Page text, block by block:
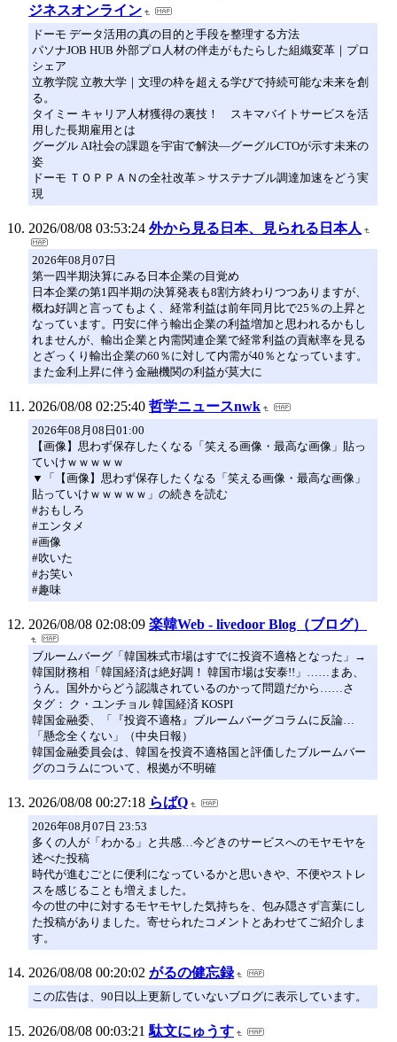
ジネスオンライン
ドーモ データ活用の真の目的と手段を整理する方法
パソナJOB HUB 外部プロ人材の伴走がもたらした組織変革｜プロ
シェア
立教学院 立教大学｜文理の枠を超える学びで持続可能な未来を創
る。
タイミー キャリア人材獲得の裏技！ スキマバイトサービスを活
用した長期雇用とは
グーグル AI社会の課題を宇宙で解決―グーグルCTOが示す未来の
姿
ドーモ ＴＯＰＰＡＮの全社改革＞サステナブル調達加速をどう実
現
2026/08/08 03:53:24 外から見る日本、見られる日本人
2026年08月07日
第一四半期決算にみる日本企業の目覚め
日本企業の第1四半期の決算発表も8割方終わりつつありますが、
概ね好調と言ってもよく、経常利益は前年同月比で25％の上昇と
なっています。円安に伴う輸出企業の利益増加と思われるかもし
れませんが、輸出企業と内需関連企業で経常利益の貢献率を見る
とざっくり輸出企業の60％に対して内需が40％となっています。
また金利上昇に伴う金融機関の利益が莫大に
2026/08/08 02:25:40 哲学ニュースnwk
2026年08月08日01:00
【画像】思わず保存したくなる「笑える画像・最高な画像」貼っ
ていけｗｗｗｗｗ
▼「【画像】思わず保存したくなる「笑える画像・最高な画像」
貼っていけｗｗｗｗｗ」の続きを読む
#おもしろ
#エンタメ
#画像
#吹いた
#お笑い
#趣味
2026/08/08 02:08:09 楽韓Web - livedoor Blog（ブログ）
ブルームバーグ「韓国株式市場はすでに投資不適格となった」→
韓国財務相「韓国経済は絶好調！ 韓国市場は安泰!!」……まあ、
うん。国外からどう認識されているのかって問題だから……さ
タグ： ク・ユンチョル 韓国経済 KOSPI
韓国金融委、「『投資不適格』ブルームバーグコラムに反論…
「懸念全くない」（中央日報）
韓国金融委員会は、韓国を投資不適格国と評価したブルームバー
グのコラムについて、根拠が不明確
2026/08/08 00:27:18 らばQ
2026年08月07日 23:53
多くの人が「わかる」と共感…今どきのサービスへのモヤモヤを
述べた投稿
時代が進むごとに便利になっているかと思いきや、不便やストレ
スを感じることも増えました。
今の世の中に対するモヤモヤした気持ちを、包み隠さず言葉にし
た投稿がありました。寄せられたコメントとあわせてご紹介しま
す。
2026/08/08 00:20:02 がるの健忘録
この広告は、90日以上更新していないブログに表示しています。
2026/08/08 00:03:21 駄文にゅうす